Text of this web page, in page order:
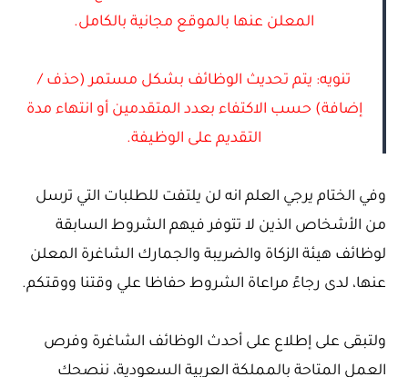
المعلن عنها بالموقع مجانية بالكامل.
تنويه: يتم تحديث الوظائف بشكل مستمر (حذف /
إضافة) حسب الاكتفاء بعدد المتقدمين أو انتهاء مدة
التقديم على الوظيفة.
وفي الختام يرجي العلم انه لن يلتفت للطلبات التي ترسل
من الأشخاص الذين لا تتوفر فيهم الشروط السابقة
لوظائف هيئة الزكاة والضريبة والجمارك الشاغرة المعلن
عنها، لدى رجاءً مراعاة الشروط حفاظا علي وقتنا ووقتكم.
ولتبقى على إطلاع على أحدث الوظائف الشاغرة وفرص
العمل المتاحة بالمملكة العربية السعودية، ننصحك